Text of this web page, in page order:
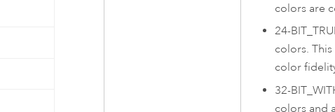
colors are
24-
colors.
color
32-
colors and